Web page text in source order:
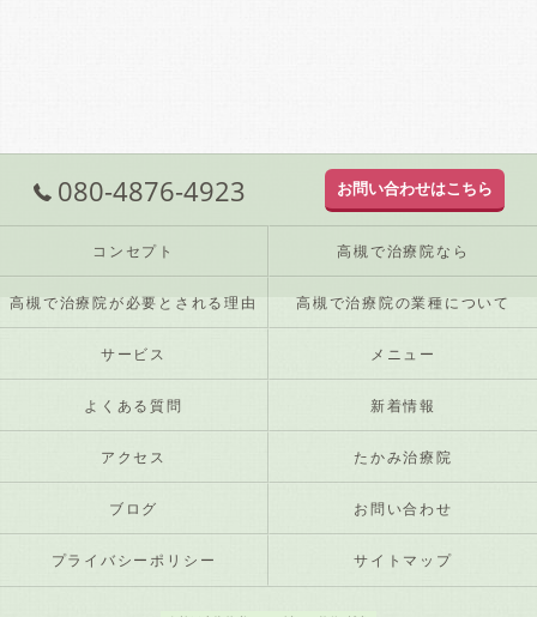
080-4876-4923 お問い合わせはこちら
コンセプト 高槻で治療院なら
高槻で治療院が必要とされる理由 高槻で治療院の業種について
サービス メニュー
よくある質問 新着情報
アクセス たかみ治療院
ブログ お問い合わせ
プライバシーポリシー サイトマップ